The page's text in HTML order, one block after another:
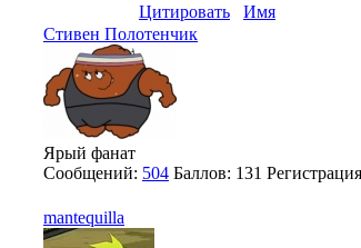
Цитировать
Имя
Стивен Полотенчик
Ярый фанат
Сообщений: 504 Баллов: 131
mantequilla